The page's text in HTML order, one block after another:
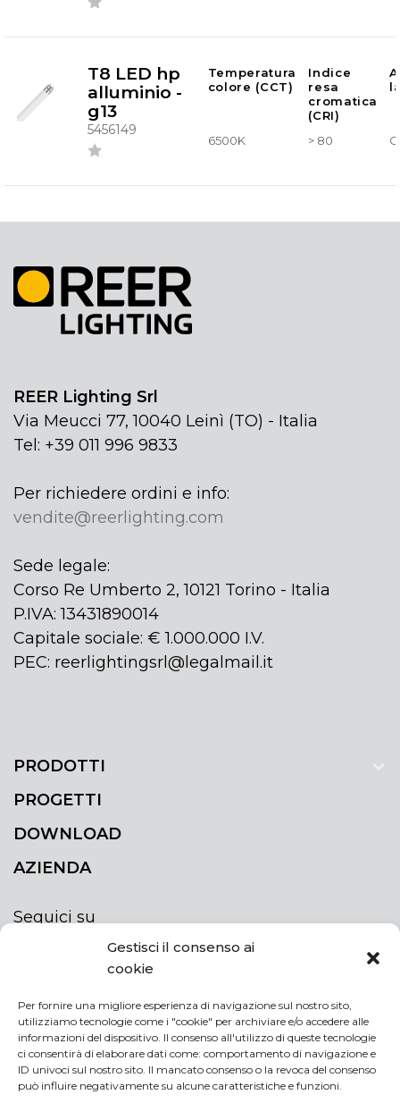
Gestisci il consenso ai
cookie
Per fornire una migliore esperienza di navigazione sul nostro sito,
utilizziamo tecnologie come i "cookie" per archiviare e/o accedere alle
informazioni del dispositivo. Il consenso all'utilizzo di queste tecnologie
ci consentirà di elaborare dati come: comportamento di navigazione e
ID univoci sul nostro sito. Il mancato consenso o la revoca del consenso
può influire negativamente su alcune caratteristiche e funzioni.
T8 LED hp
alluminio -
g13
5456149
Temperatura
colore (CCT)
Indice
resa
cromatica
(CRI)
6500K > 80
REER Lighting Srl
Via Meucci 77, 10040 Leinì (TO) - Italia
Tel: +39 011 996 9833
Per richiedere ordini e info:
vendite@reerlighting.com
Sede legale:
Corso Re Umberto 2, 10121 Torino - Italia
P.IVA: 13431890014
Capitale sociale: € 1.000.000 I.V.
PEC: reerlightingsrl@legalmail.it
PRODOTTI
PROGETTI
DOWNLOAD
AZIENDA
Seguici su
ISCRIVITI ALLA NEWSLETTER
Rimani sempre aggiornato iscrivendoti alla
newsletter